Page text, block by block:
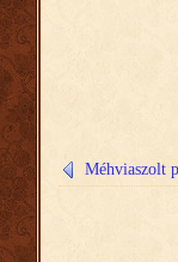
Méhviaszolt